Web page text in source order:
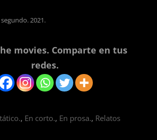
2021.
movies. Comparte en tus
redes.
, En corto., En prosa., Relatos